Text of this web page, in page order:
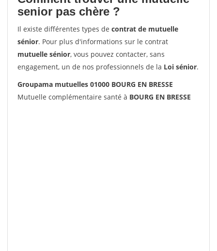
senior pas chère ?
Il existe différentes types de contrat de mutuelle
sénior. Pour plus d'informations sur le contrat
mutuelle sénior, vous pouvez contacter, sans
engagement, un de nos professionnels de la Loi sénior.
Groupama mutuelles 01000 BOURG EN BRESSE
Mutuelle complémentaire santé à BOURG EN BRESSE